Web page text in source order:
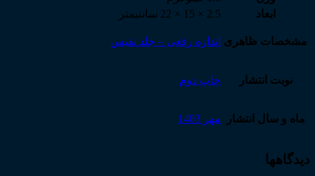
ابعاد
2.5 × 15 × 22 سانتیمتر
مشخصات ظاهری اندازه رقعی – جلد نفیس
نوبت انتشار چاپ دوم
ماه و سال انتشار مهر 1403
دیدگاهها